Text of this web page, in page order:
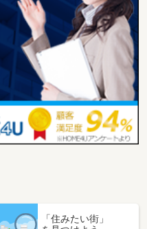
「住みたい街」